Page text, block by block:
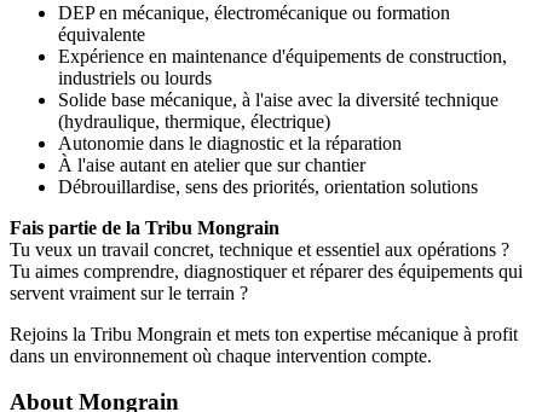
DEP en mécanique, électromécanique ou formation
équivalente
Expérience en maintenance d'équipements de construction,
industriels ou lourds
Solide base mécanique, à l'aise avec la diversité technique
(hydraulique, thermique, électrique)
Autonomie dans le diagnostic et la réparation
À l'aise autant en atelier que sur chantier
Débrouillardise, sens des priorités, orientation solutions
Fais partie de la Tribu Mongrain
Tu veux un travail concret, technique et essentiel aux opérations ?
Tu aimes comprendre, diagnostiquer et réparer des équipements qui
servent vraiment sur le terrain ?
Rejoins la Tribu Mongrain et mets ton expertise mécanique à profit
dans un environnement où chaque intervention compte.
About Mongrain